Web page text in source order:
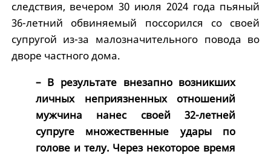
следствия, вечером 30 июля 2024 года пьяный
36-летний обвиняемый поссорился со своей
супругой из-за малозначительного повода во
дворе частного дома.
– В результате внезапно возникших
личных неприязненных отношений
мужчина нанес своей 32-летней
супруге множественные удары по
голове и телу. Через некоторое время